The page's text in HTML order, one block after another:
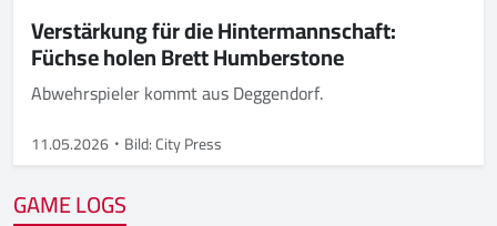
Verstärkung für die Hintermannschaft:
Füchse holen Brett Humberstone
Abwehrspieler kommt aus Deggendorf.
11.05.2026 Bild: City Press
GAME LOGS